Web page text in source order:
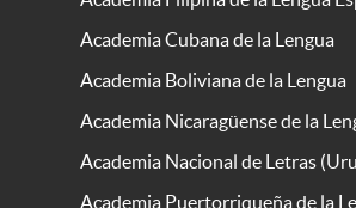
Academia Cubana de la Lengua
Academia Boliviana de la Lengua
Academia Nicaragüense de la
Academia Nacional de Letras
Academia Puertorriqueña de la